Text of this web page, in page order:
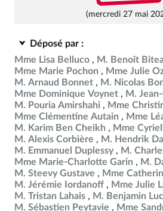
(mercredi 27 mai
Déposé par :
Mme Lisa Belluco
M. Benoît
Mme Marie Pochon
Mme Julie
M. Arnaud Bonnet
M. Nicolas
Mme Dominique Voynet
M.
M. Pouria Amirshahi
Mme
Mme Clémentine Autain
Mme
M. Karim Ben Cheikh
Mme
M. Alexis Corbière
M. Hendrik
M. Emmanuel Duplessy
M.
Mme Marie-Charlotte Garin
M.
M. Steevy Gustave
Mme
M. Jérémie Iordanoff
Mme Julie
M. Tristan Lahais
M. Benjamin
M. Sébastien Peytavie
Mme